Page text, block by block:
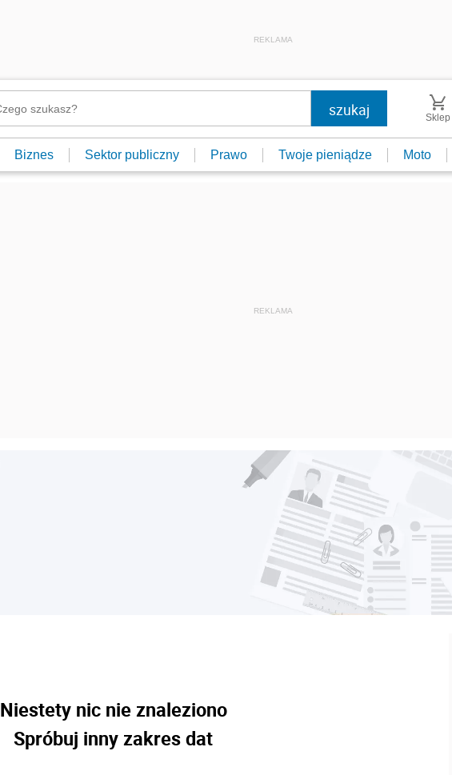
REKLAMA
Sklep
Biznes Sektor publiczny Prawo Twoje pieniądze Moto
Niestety nic nie znaleziono
Spróbuj inny zakres dat